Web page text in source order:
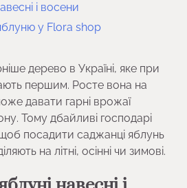
і восени
у Flora shop
дерево в Україні, яке при
першим. Росте вона на
давати гарні врожаї
Тому дбайливі господарі
посадити саджанці яблунь
на літні, осінні чи зимові.